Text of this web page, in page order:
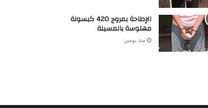
الإطاحة بمروج 420 كبسولة
مهلوسة بالمسيلة
منذ يومين